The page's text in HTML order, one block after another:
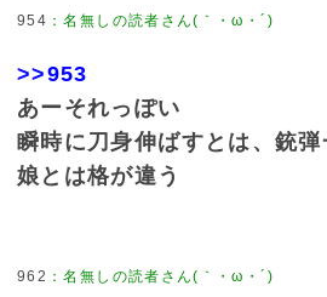
954 ：名無しの読者さん(｀・ω・´)
>>953
あーそれっぽい
瞬時に刀身伸ばすとは、銃
娘とは格が違う
962 ：名無しの読者さん(｀・ω・´)